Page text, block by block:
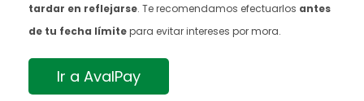
tardar en reflejarse. Te recomendamos efectuarlos antes
de tu fecha límitepara evitar intereses por mora.
Ir a AvalPay